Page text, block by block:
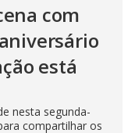
com
está
nesta segunda-
compartilhar os